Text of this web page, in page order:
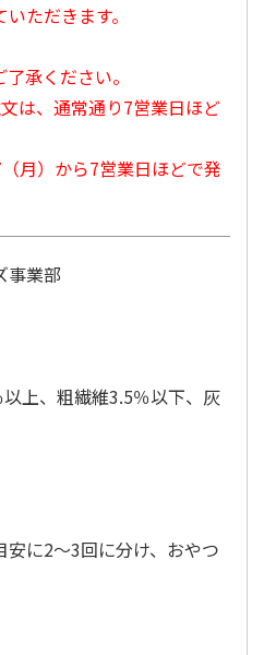
ただきます。
承ください。
は、通常通り7営業日ほど
月）から7営業日ほどで発
事業部
上、粗繊維3.5％以下、灰
安に2～3回に分け、おやつ